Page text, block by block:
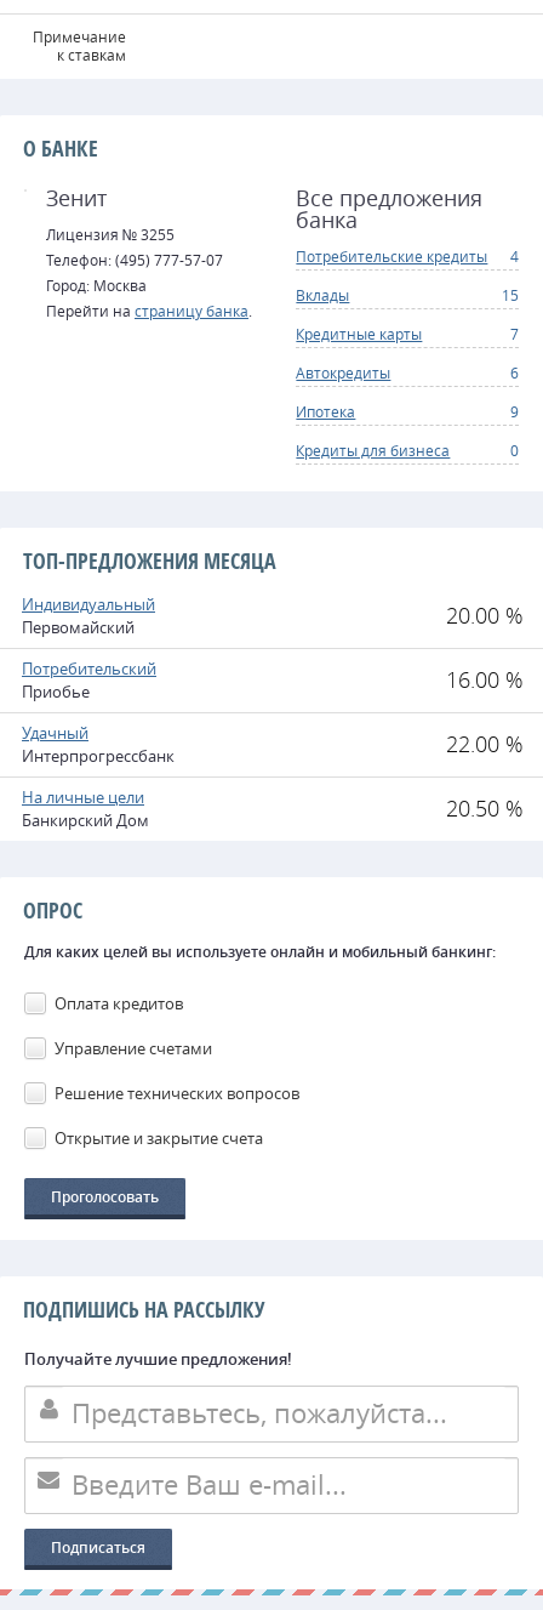
Примечание
к ставкам
О БАНКЕ
Зенит
Лицензия № 3255
Телефон: (495) 777-57-07
Город: Москва
Перейти на страницу банка
Все предложения
банка
Потребительские кредиты
4
Вклады
15
Кредитные карты
7
Автокредиты
6
Ипотека
9
Кредиты для бизнеса
0
ТОП-ПРЕДЛОЖЕНИЯ МЕСЯЦА
Индивидуальный
Первомайский
20.00 %
Потребительский
Приобье
16.00 %
Удачный
Интерпрогрессбанк
22.00 %
На личные цели
Банкирский Дом
20.50 %
ОПРОС
Для каких целей вы используете онлайн и мобильный банкинг:
Оплата кредитов
Управление счетами
Решение технических вопросов
Открытие и закрытие счета
ПОДПИШИСЬ НА РАССЫЛКУ
Получайте лучшие предложения!